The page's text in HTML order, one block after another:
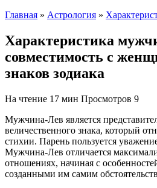
Главная » Астрология »
Характеристика
совместимость с
знаков зодиака
На чтение 17 мин Просмотров 9
Мужчина-Лев является
величественного знака, который
стихии. Парень пользуется
Мужчина-Лев отличается
отношениях, начиная с
созданными им самим